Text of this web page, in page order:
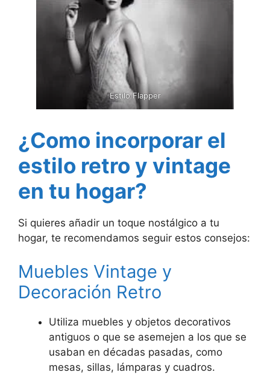
Estilo Flapper
¿Como incorporar el
estilo retro y vintage
en tu hogar?
Si quieres añadir un toque nostálgico a tu
hogar, te recomendamos seguir estos consejos:
Muebles Vintage y
Decoración Retro
Utiliza muebles y objetos decorativos
antiguos o que se asemejen a los que se
usaban en décadas pasadas, como
mesas, sillas, lámparas y cuadros.